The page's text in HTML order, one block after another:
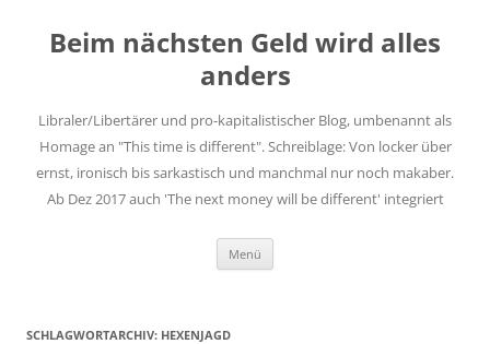
springen
Beim nächsten Geld wird alles
anders
Libraler/Libertärer und pro-kapitalistischer Blog, umbenannt als
Homage an "This time is different". Schreiblage: Von locker über
ernst, ironisch bis sarkastisch und manchmal nur noch makaber.
Ab Dez 2017 auch 'The next money will be different' integriert
Menü
SCHLAGWORTARCHIV: HEXENJAGD